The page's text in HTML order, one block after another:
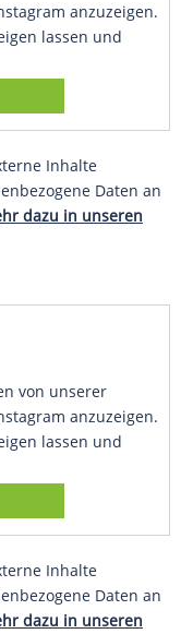
anzuzeigen.
lassen und
Inhalte
Daten an
dazu in unseren
von unserer
anzuzeigen.
lassen und
Inhalte
Daten an
dazu in unseren